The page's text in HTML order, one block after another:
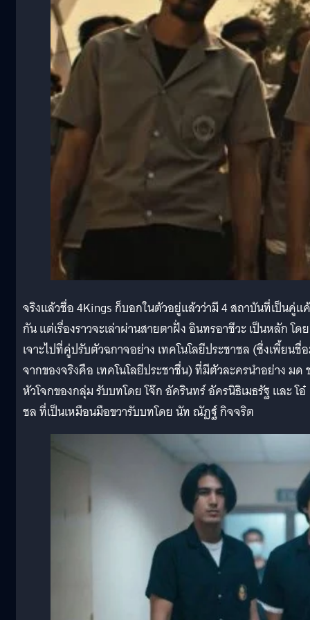
จริงแล้วชื่อ 4Kings ก็บอกในตัวอยู่แล้วว่ามี 4 สถาบันที่เป็นคู่แ
กัน แต่เรื่องราวจะเล่าผ่านสายตาฝั่ง อินทรอาชีวะ เป็นหลัก โดย
เจาะไปที่คู่ปรับตัวฉกาจอย่าง เทคโนโลยีประชาชล (ซึ่งเพี้ยนชื่
จากของจริงคือ เทคโนโลยีประชาชื่น) ที่มีตัวละครนำอย่าง มด
หัวโจกของกลุ่ม รับบทโดย โจ๊ก อัครินทร์ อัครนิธิเมธรัฐ และ โอ๋
ชล ที่เป็นเหมือนมือขวารับบทโดย นัท ณัฏฐ์ กิจจริต